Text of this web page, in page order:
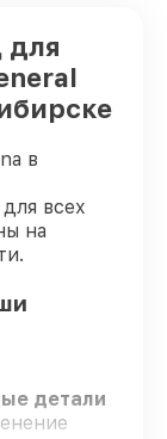
для
в
всех
на
детали